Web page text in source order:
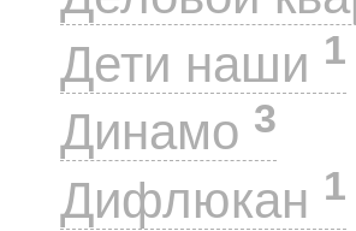
Дети наши 1
Динамо 3
Дифлюкан 1